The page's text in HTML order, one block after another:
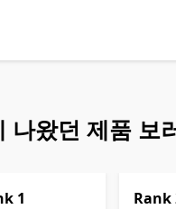
나왔던 제품 보
1 Rank